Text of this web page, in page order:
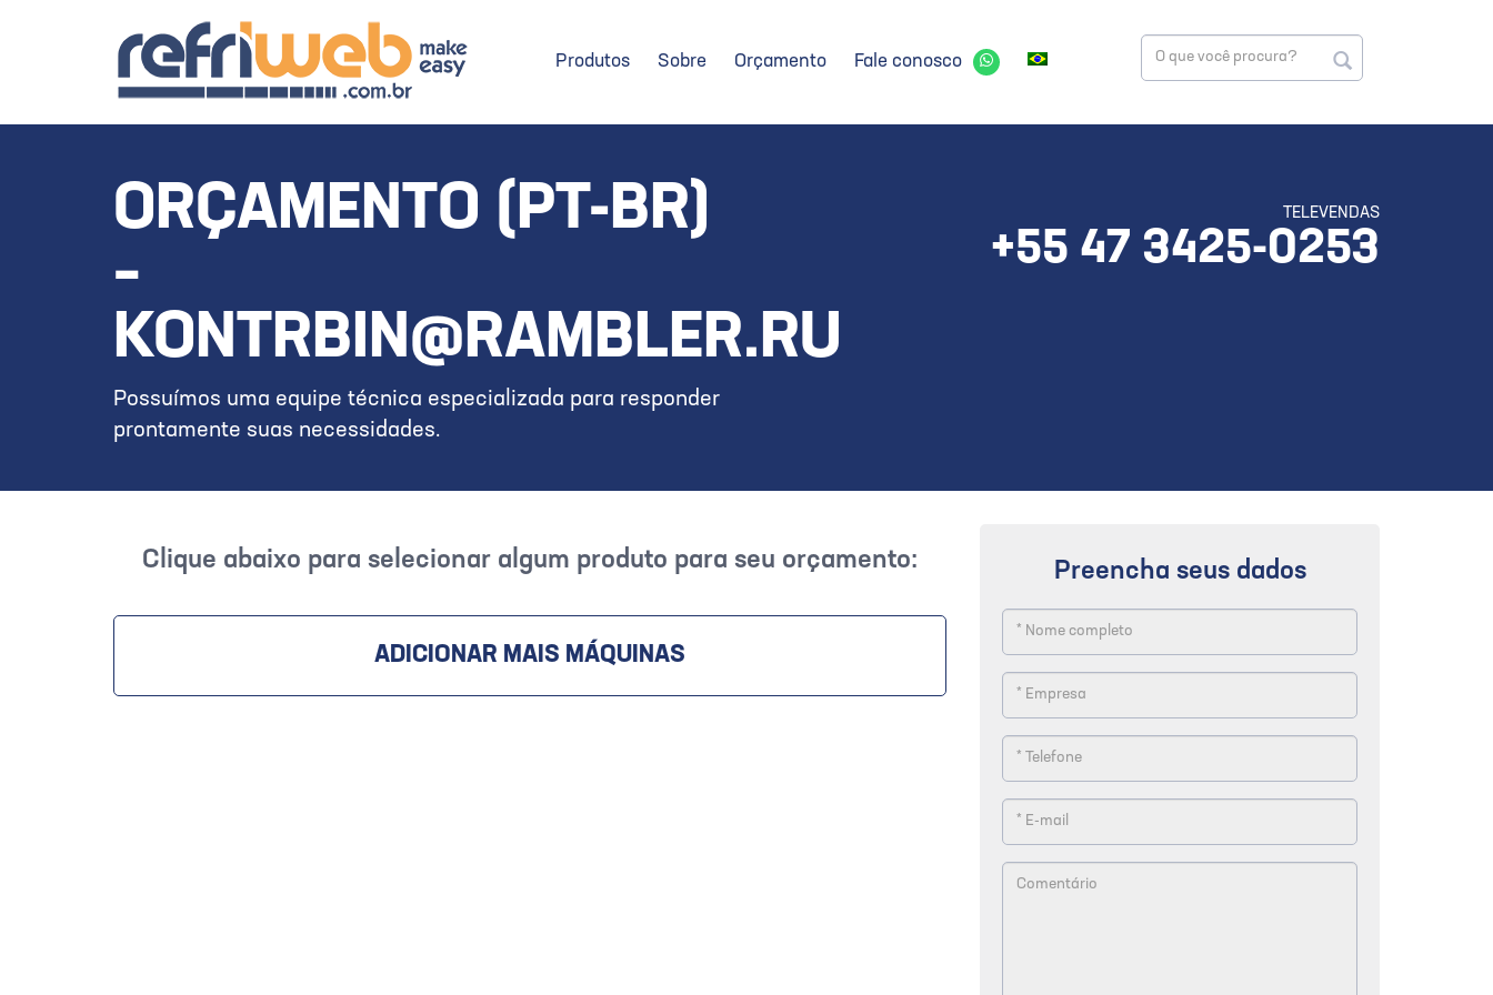
Produtos Sobre Orçamento Fale conosco
ORÇAMENTO (PT-BR)
–
KONTRBIN@RAMBLER.RU
Possuímos uma equipe técnica especializada para responder
prontamente suas necessidades.
TELEVENDAS
+55 47 3425-0253
Clique abaixo para selecionar algum produto para seu orçamento:
ADICIONAR MAIS MÁQUINAS
Preencha seus dados